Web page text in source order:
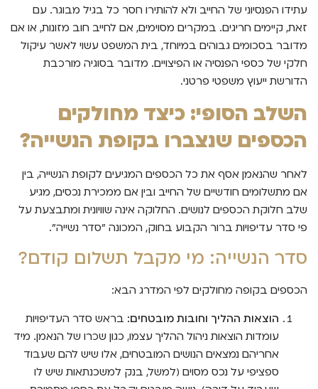
עתידו הפנסיוני של החייב ולא להותירו חסר כל בגיל מבוגר. עם
זאת, קיימים חריגים. במקרים מסוימים, אם לחייב חוב מזונות, או אם
מדובר בסכומים גבוהים במיוחד, בית המשפט עשוי לאשר עיקול
חלקי של כספי הפנסיה או הפיצויים. מדובר בסוגיה מורכבת
הדורשת ייעוץ משפטי פרטני.
השלב הסופי: כיצד מחולקים
הכספים שנצברו בקופת הנשייה?
לאחר שהנאמן אסף את כל הכספים המגיעים לקופת הנשייה, בין
אם מתשלומים חודשיים של החייב ובין אם ממכירת נכסים, מגיע
שלב חלוקת הכספים לנושים. החלוקה אינה שוויונית ומתבצעת על
פי סדר עדיפויות ברור הקבוע בחוק, המכונה "סדר נשייה".
סדר הנשייה: מי מקבל תשלום קודם?
הכספים בקופה מחולקים לפי המדרג הבא:
הוצאות ההליך וחובות מובטחים: בראש סדר העדיפויות
עומדות הוצאות ניהול ההליך עצמו, כגון שכרו של הנאמן. מיד
אחריהם נמצאים הנושים המובטחים, אלו שיש להם שעבוד
ספציפי על נכס מסוים (למשל, בנק למשכנתאות שיש לו